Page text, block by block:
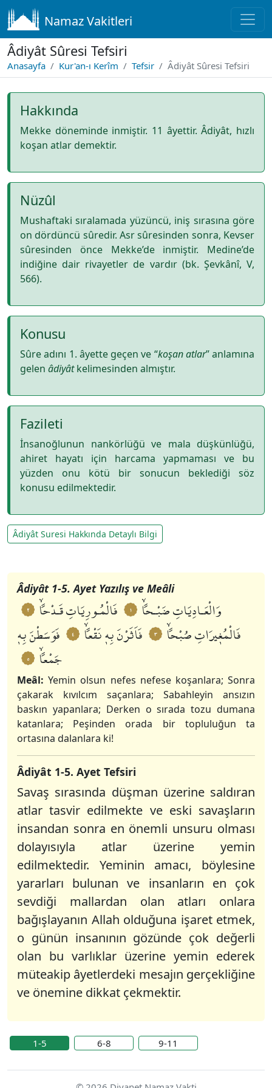
Namaz Vakitleri
Âdiyât Sûresi Tefsiri
Anasayfa Kur'an-ı Kerîm Tefsir Âdiyât Sûresi Tefsiri
Hakkında
Mekke döneminde inmiştir. 11 âyettir. Âdiyât, hızlı
koşan atlar demektir.
Nüzûl
Mushaftaki sıralamada yüzüncü, iniş sırasına göre
on dördüncü sûredir. Asr sûresinden sonra, Kevser
sûresinden önce Mekke’de inmiştir. Medine’de
indiğine dair rivayetler de vardır (bk. Şevkânî, V,
566).
Konusu
Sûre adını 1. âyette geçen ve “koşan atlar” anlamına
gelen âdiyâtkelimesinden almıştır.
Fazileti
İnsanoğlunun nankörlüğü ve mala düşkünlüğü,
ahiret hayatı için harcama yapmaması ve bu
yüzden onu kötü bir sonucun beklediği söz
konusu edilmektedir.
Âdiyât Suresi Hakkında Detaylı Bilgi
Âdiyât 1-5. Ayet Yazılış ve Meâli
وَالْعَـادِيَاتِ ضَبْـحاًۙ ١ فَالْمُـورِيَاتِ قَـدْحاًۙ ٢
فَالْمُغٖيرَاتِ صُبْحاًۙ ٣ فَاَثَرْنَ بِهٖ نَقْعاًۙ ٤
فَوَسَطْنَ بِهٖ
جَمْعاًۙ
٥
Meâl:Yemin olsun nefes nefese koşanlara; Sonra
çakarak kıvılcım saçanlara; Sabahleyin ansızın
baskın yapanlara; Derken o sırada tozu dumana
katanlara; Peşinden orada bir topluluğun ta
ortasına dalanlara ki!
Âdiyât 1-5. Ayet Tefsiri
Savaş sırasında düşman üzerine saldıran
atlar tasvir edilmekte ve eski savaşların
insandan sonra en önemli unsuru olması
dolayısıyla atlar üzerine yemin
edilmektedir. Yeminin amacı, böylesine
yararları bulunan ve insanların en çok
sevdiği mallardan olan atları onlara
bağışlayanın Allah olduğuna işaret etmek,
o günün insanının gözünde çok değerli
olan bu varlıklar üzerine yemin ederek
müteakip âyetlerdeki mesajın gerçekliğine
ve önemine dikkat çekmektir.
1-5 6-8 9-11